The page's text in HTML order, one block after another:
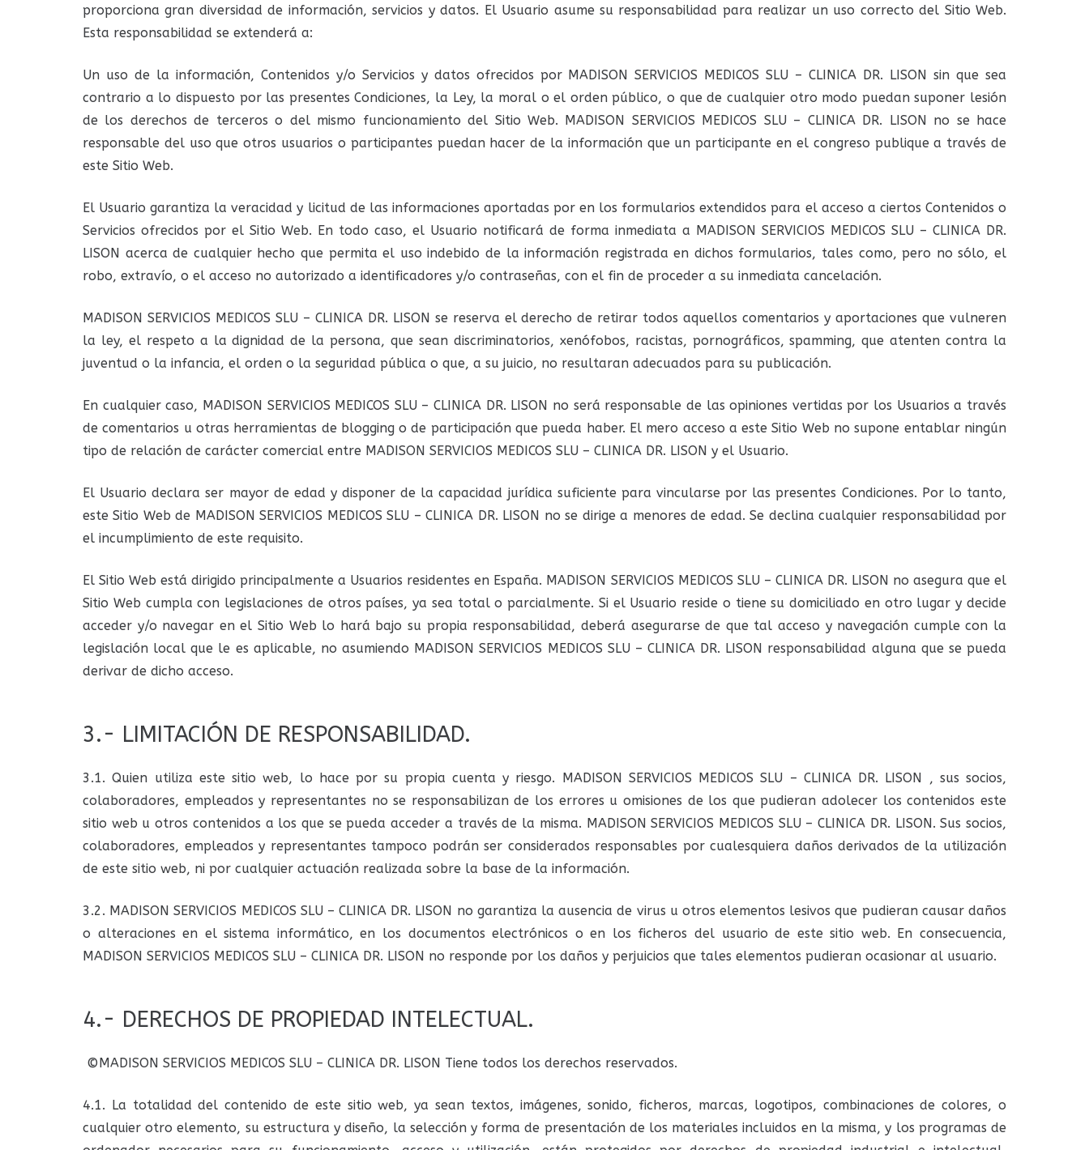
proporciona gran diversidad de información, servicios y datos. El Usuario asume su responsabilidad para realizar un uso correcto del Sitio Web.
Esta responsabilidad se extenderá a:
Un uso de la información, Contenidos y/o Servicios y datos ofrecidos por MADISON SERVICIOS MEDICOS SLU – CLINICA DR. LISON sin que sea
contrario a lo dispuesto por las presentes Condiciones, la Ley, la moral o el orden público, o que de cualquier otro modo puedan suponer lesión
de los derechos de terceros o del mismo funcionamiento del Sitio Web. MADISON SERVICIOS MEDICOS SLU – CLINICA DR. LISON no se hace
responsable del uso que otros usuarios o participantes puedan hacer de la información que un participante en el congreso publique a través de
este Sitio Web.
El Usuario garantiza la veracidad y licitud de las informaciones aportadas por en los formularios extendidos para el acceso a ciertos Contenidos o
Servicios ofrecidos por el Sitio Web. En todo caso, el Usuario notificará de forma inmediata a MADISON SERVICIOS MEDICOS SLU – CLINICA DR.
LISON acerca de cualquier hecho que permita el uso indebido de la información registrada en dichos formularios, tales como, pero no sólo, el
robo, extravío, o el acceso no autorizado a identificadores y/o contraseñas, con el fin de proceder a su inmediata cancelación.
MADISON SERVICIOS MEDICOS SLU – CLINICA DR. LISON se reserva el derecho de retirar todos aquellos comentarios y aportaciones que vulneren
la ley, el respeto a la dignidad de la persona, que sean discriminatorios, xenófobos, racistas, pornográficos, spamming, que atenten contra la
juventud o la infancia, el orden o la seguridad pública o que, a su juicio, no resultaran adecuados para su publicación.
En cualquier caso, MADISON SERVICIOS MEDICOS SLU – CLINICA DR. LISON no será responsable de las opiniones vertidas por los Usuarios a través
de comentarios u otras herramientas de blogging o de participación que pueda haber. El mero acceso a este Sitio Web no supone entablar ningún
tipo de relación de carácter comercial entre MADISON SERVICIOS MEDICOS SLU – CLINICA DR. LISON y el Usuario.
El Usuario declara ser mayor de edad y disponer de la capacidad jurídica suficiente para vincularse por las presentes Condiciones. Por lo tanto,
este Sitio Web de MADISON SERVICIOS MEDICOS SLU – CLINICA DR. LISON no se dirige a menores de edad. Se declina cualquier responsabilidad por
el incumplimiento de este requisito.
El Sitio Web está dirigido principalmente a Usuarios residentes en España. MADISON SERVICIOS MEDICOS SLU – CLINICA DR. LISON no asegura que el
Sitio Web cumpla con legislaciones de otros países, ya sea total o parcialmente. Si el Usuario reside o tiene su domiciliado en otro lugar y decide
acceder y/o navegar en el Sitio Web lo hará bajo su propia responsabilidad, deberá asegurarse de que tal acceso y navegación cumple con la
legislación local que le es aplicable, no asumiendo MADISON SERVICIOS MEDICOS SLU – CLINICA DR. LISON responsabilidad alguna que se pueda
derivar de dicho acceso.
3.- LIMITACIÓN DE RESPONSABILIDAD.
3.1. Quien utiliza este sitio web, lo hace por su propia cuenta y riesgo. MADISON SERVICIOS MEDICOS SLU – CLINICA DR. LISON , sus socios,
colaboradores, empleados y representantes no se responsabilizan de los errores u omisiones de los que pudieran adolecer los contenidos este
sitio web u otros contenidos a los que se pueda acceder a través de la misma. MADISON SERVICIOS MEDICOS SLU – CLINICA DR. LISON. Sus socios,
colaboradores, empleados y representantes tampoco podrán ser considerados responsables por cualesquiera daños derivados de la utilización
de este sitio web, ni por cualquier actuación realizada sobre la base de la información.
3.2. MADISON SERVICIOS MEDICOS SLU – CLINICA DR. LISON no garantiza la ausencia de virus u otros elementos lesivos que pudieran causar daños
o alteraciones en el sistema informático, en los documentos electrónicos o en los ficheros del usuario de este sitio web. En consecuencia,
MADISON SERVICIOS MEDICOS SLU – CLINICA DR. LISON no responde por los daños y perjuicios que tales elementos pudieran ocasionar al usuario.
4.- DERECHOS DE PROPIEDAD INTELECTUAL.
©MADISON SERVICIOS MEDICOS SLU – CLINICA DR. LISON Tiene todos los derechos reservados.
4.1. La totalidad del contenido de este sitio web, ya sean textos, imágenes, sonido, ficheros, marcas, logotipos, combinaciones de colores, o
cualquier otro elemento, su estructura y diseño, la selección y forma de presentación de los materiales incluidos en la misma, y los programas de